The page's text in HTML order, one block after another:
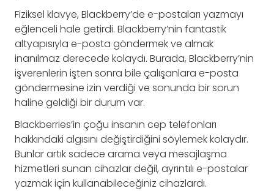
Fiziksel klavye, Blackberry’de e-postaları yazmayı
eğlenceli hale getirdi. Blackberry’nin fantastik
altyapısıyla e-posta göndermek ve almak
inanılmaz derecede kolaydı. Burada, Blackberry’nin
işverenlerin işten sonra bile çalışanlara e-posta
göndermesine izin verdiği ve sonunda bir sorun
haline geldiği bir durum var.
Blackberries’in çoğu insanın cep telefonları
hakkındaki algısını değiştirdiğini söylemek kolaydır.
Bunlar artık sadece arama veya mesajlaşma
hizmetleri sunan cihazlar değil, ayrıntılı e-postalar
yazmak için kullanabileceğiniz cihazlardı.